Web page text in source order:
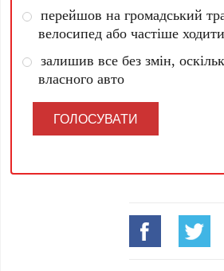
перейшов на громадський
велосипед або частіше
залишив все без змін,
власного авто